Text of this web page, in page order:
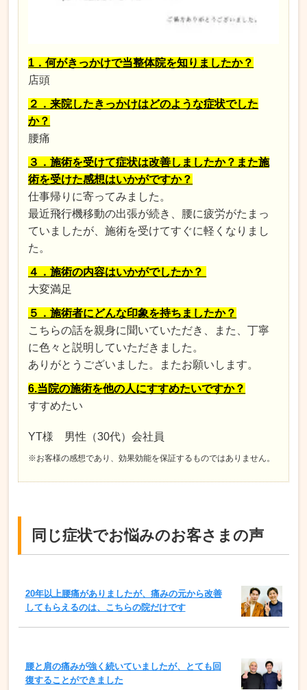
1．何がきっかけで当整体院を知りましたか？
店頭
２．来院したきっかけはどのような症状でした
か？
腰痛
３．施術を受けて症状は改善しましたか？また施
術を受けた感想はいかがですか？
仕事帰りに寄ってみました。
最近飛行機移動の出張が続き、腰に疲労がたまっ
ていましたが、施術を受けてすぐに軽くなりまし
た。
４．施術の内容はいかがでしたか？
大変満足
５．施術者にどんな印象を持ちましたか？
こちらの話を親身に聞いていただき、また、丁寧
に色々と説明していただきました。
ありがとうございました。またお願いします。
6.当院の施術を他の人にすすめたいですか？
すすめたい
YT様 男性（30代）会社員
※お客様の感想であり、効果効能を保証するものではありません。
同じ症状でお悩みのお客さまの声
20年以上腰痛がありましたが、痛みの元から改善
してもらえるのは、こちらの院だけです
腰と肩の痛みが強く続いていましたが、とても回
復することができました